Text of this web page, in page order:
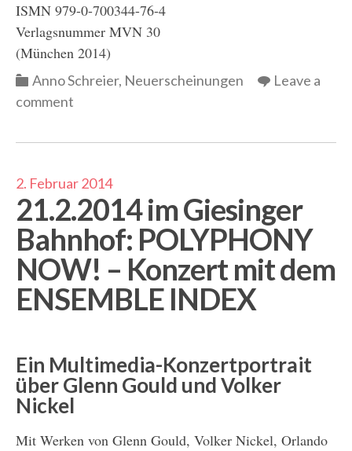
ISMN 979-0-700344-76-4
Verlagsnummer MVN 30
(München 2014)
Categories
Anno Schreier, Neuerscheinungen
Leave a
comment
2. Februar 2014
21.2.2014 im Giesinger
Bahnhof: POLYPHONY
NOW! – Konzert mit dem
ENSEMBLE INDEX
Ein Multimedia-Konzertportrait
über Glenn Gould und Volker
Nickel
Mit Werken von Glenn Gould, Volker Nickel, Orlando